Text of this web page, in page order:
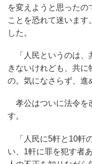
を変えようと思ったの
ことを恐れて迷います
した。
「人民というのは、
きないけれども、共に
の。気になさらず、進
孝公はついに法令を
す。
「人民に5軒と10軒
い、1軒に罪を犯す者